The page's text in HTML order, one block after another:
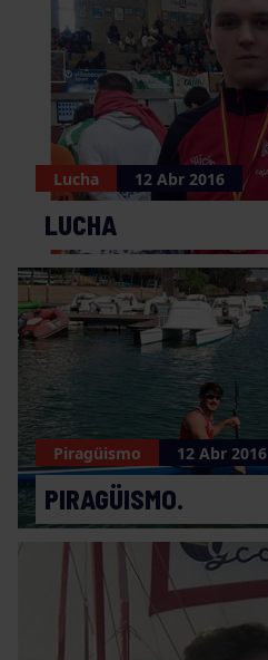
Lucha 12 Abr 2016
LUCHA
Piragüismo 12 Abr 2016
PIRAGÜISMO.